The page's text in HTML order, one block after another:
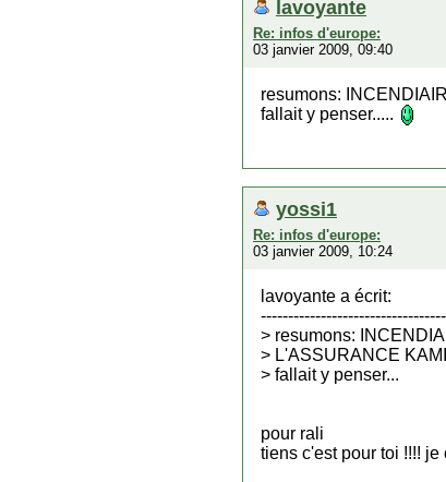
lavoyante
Re: infos d'europe:
03 janvier 2009, 09:40
resumons:
fallait y penser.....
yossi1
Re: infos d'europe:
03 janvier 2009, 10:24
lavoyante a écrit:
> resumons:
> L'ASSURANCE
> fallait y penser...
pour rali
tiens c'est pour toi !!!!